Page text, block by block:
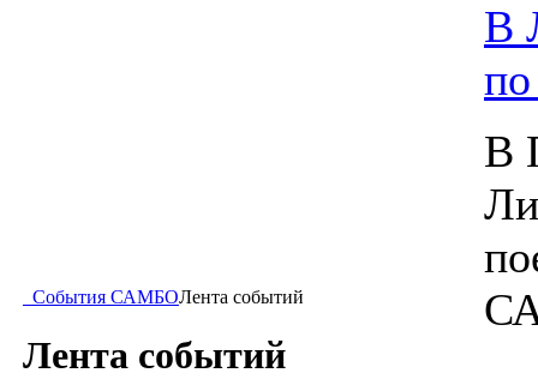
События САМБОЛента событий
Лента событий
В
В